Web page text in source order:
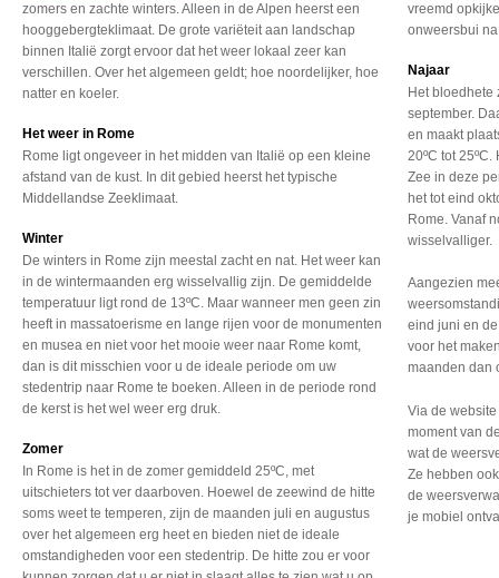
zomers en zachte winters. Alleen in de Alpen heerst een
hooggebergteklimaat. De grote variëteit aan landschap
binnen Italië zorgt ervoor dat het weer lokaal zeer kan
verschillen. Over het algemeen geldt; hoe noordelijker, hoe
natter en koeler.
Het weer in Rome
Rome ligt ongeveer in het midden van Italië op een kleine
afstand van de kust. In dit gebied heerst het typische
Middellandse Zeeklimaat.
Winter
De winters in Rome zijn meestal zacht en nat. Het weer kan
in de wintermaanden erg wisselvallig zijn. De gemiddelde
temperatuur ligt rond de 13ºC. Maar wanneer men geen zin
heeft in massatoerisme en lange rijen voor de monumenten
en musea en niet voor het mooie weer naar Rome komt,
dan is dit misschien voor u de ideale periode om uw
stedentrip naar Rome te boeken. Alleen in de periode rond
de kerst is het wel weer erg druk.
Zomer
In Rome is het in de zomer gemiddeld 25ºC, met
uitschieters tot ver daarboven. Hoewel de zeewind de hitte
soms weet te temperen, zijn de maanden juli en augustus
over het algemeen erg heet en bieden niet de ideale
omstandigheden voor een stedentrip. De hitte zou er voor
vreemd
onweersbui
Najaar
Het bloedhete
september.
en maakt
20ºC tot
Zee in deze
het tot eind
Rome. Vanaf
wisselvalliger.
Aangezien
eind juni en
voor het
maanden dan
Via de
moment van
wat de
Ze hebben
de
je mobiel